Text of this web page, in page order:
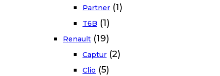
Partner (1)
T6B (1)
Renault (19)
Captur (2)
Clio (5)